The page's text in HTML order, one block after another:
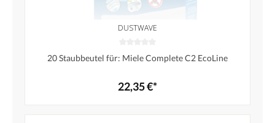
DUSTWAVE
20 Staubbeutel für: Miele Complete C2 EcoLine
22,35 €*